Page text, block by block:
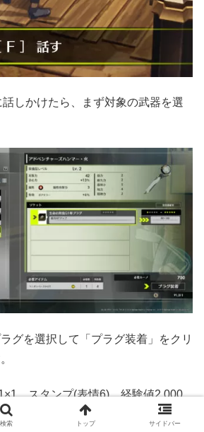
しかけたら、まず対象の武器を選
グを選択して「プラグ装着」をクリ
、スタンプ(表情6)、経験値2,000
検索 トップ サイドバー